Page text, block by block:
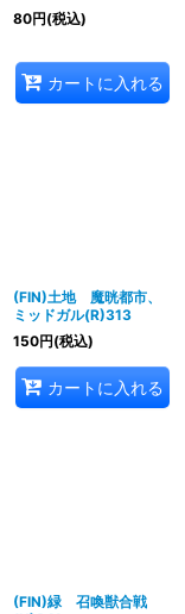
80円(税込)
カートに入れる
(FIN)土地 魔晄都市、
ミッドガル(R)313
150円(税込)
カートに入れる
(FIN)緑 召喚獣合戦